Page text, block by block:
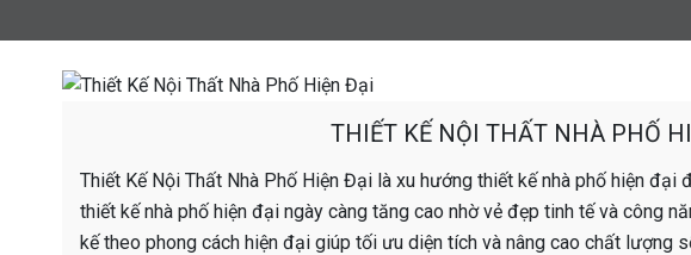
THIẾT KẾ NỘI THẤT NHÀ PHỐ
Thiết Kế Nội Thất Nhà Phố Hiện Đại là xu hướng thiết kế nhà phố hiện đại
thiết kế nhà phố hiện đại ngày càng tăng cao nhờ vẻ đẹp tinh tế và công
kế theo phong cách hiện đại giúp tối ưu diện tích và nâng cao chất lượng